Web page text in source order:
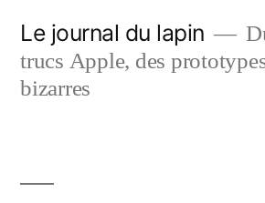
contenu
Le journal du lapin
trucs Apple, des
bizarres